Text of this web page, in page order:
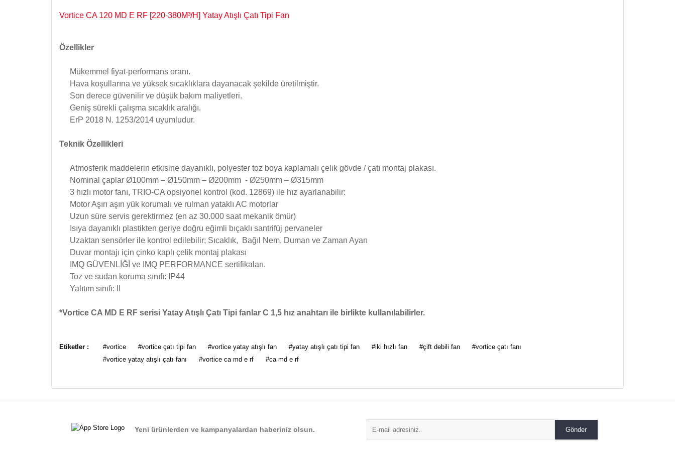
Vortice CA 120 MD E RF [220-380M³/H] Yatay Atışlı Çatı Tipi Fan
Özellikler
Mükemmel fiyat-performans oranı.
Hava koşullarına ve yüksek sıcaklıklara dayanacak şekilde üretilmiştir.
Son derece güvenilir ve düşük bakım maliyetleri.
Geniş sürekli çalışma sıcaklık aralığı.
ErP 2018 N. 1253/2014 uyumludur.
Teknik Özellikleri
Atmosferik maddelerin etkisine dayanıklı, polyester toz boya kaplamalı çelik gövde / çatı montaj plakası.
Nominal çaplar Ø100mm – Ø150mm – Ø200mm - Ø250mm – Ø315mm
3 hızlı motor fanı, TRIO-CA opsiyonel kontrol (kod. 12869) ile hız ayarlanabilir:
Motor Aşırı aşırı yük korumalı ve rulman yataklı AC motorlar
Uzun süre servis gerektirmez (en az 30.000 saat mekanik ömür)
Isıya dayanıklı plastikten geriye doğru eğimli bıçaklı santrifüj pervaneler
Uzaktan sensörler ile kontrol edilebilir; Sıcaklık, Bağıl Nem, Duman ve Zaman Ayarı
Duvar montajı için çinko kaplı çelik montaj plakası
IMQ GÜVENLİĞİ ve IMQ PERFORMANCE sertifikaları.
Toz ve sudan koruma sınıfı: IP44
Yalıtım sınıfı: II
*Vortice CA MD E RF serisi Yatay Atışlı Çatı Tipi fanlar C 1,5 hız anahtarı ile birlikte kullanılabilirler.
Bu ürüne ilk yorumu siz yapın!
Bu ürüne benzer farklı alternatifler olmalı.
Etiketler : #vortice #vortice çatı tipi fan #vortice yatay atışlı fan #yatay atışlı çatı tipi fan #iki hızlı fan #çift debili fan
#vortice çatı fanı
#vortice yatay atışlı çatı fanı
#vortice ca md e rf #ca md e rf
Yeni ürünlerden ve kampanyalardan haberiniz olsun. Gönder